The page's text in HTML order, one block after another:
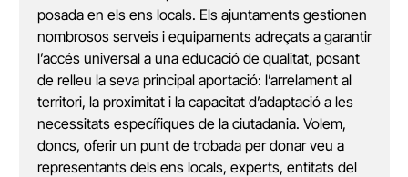
posada en els ens locals. Els ajuntaments gestionen
nombrosos serveis i equipaments adreçats a garantir
l’accés universal a una educació de qualitat, posant
de relleu la seva principal aportació: l’arrelament al
territori, la proximitat i la capacitat d’adaptació a les
necessitats específiques de la ciutadania. Volem,
doncs, oferir un punt de trobada per donar veu a
representants dels ens locals, experts, entitats del